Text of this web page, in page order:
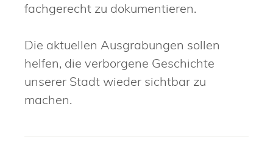
fachgerecht zu dokumentieren.
Die aktuellen Ausgrabungen sollen
helfen, die verborgene Geschichte
unserer Stadt wieder sichtbar zu
machen.